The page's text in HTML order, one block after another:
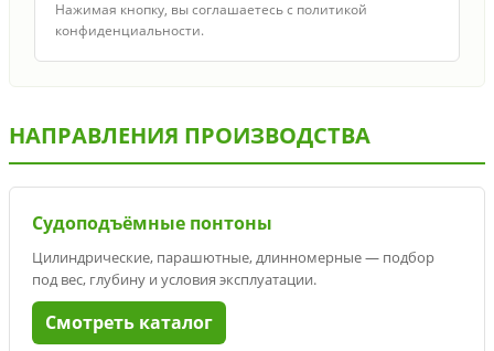
Нажимая кнопку, вы соглашаетесь с политикой
конфиденциальности.
НАПРАВЛЕНИЯ ПРОИЗВОДСТВА
Судоподъёмные понтоны
Цилиндрические, парашютные, длинномерные — подбор
под вес, глубину и условия эксплуатации.
Смотреть каталог